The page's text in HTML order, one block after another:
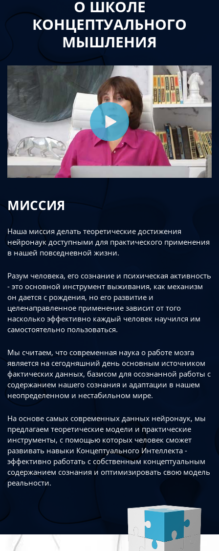
О ШКОЛЕ
КОНЦЕПТУАЛЬНОГО
МЫШЛЕНИЯ
МИССИЯ
Наша миссия делать теоретические достижения
нейронаук доступными для практического применения
в нашей повседневной жизни.
Разум человека, его сознание и психическая активность
- это основной инструмент выживания, как механизм
он дается с рождения, но его развитие и
целенаправленное применение зависит от того
насколько эффективно каждый человек научился им
самостоятельно пользоваться.
Мы считаем, что современная наука о работе мозга
является на сегодняшний день основным источником
фактических данных, базисом для осознанной работы с
содержанием нашего сознания и адаптации в нашем
неопределенном и нестабильном мире.
На основе самых современных данных нейронаук, мы
предлагаем теоретические модели и практические
инструменты, с помощью которых человек сможет
развивать навыки Концептуального Интеллекта -
эффективно работать с собственным концептуальным
содержанием сознания и оптимизировать свою модель
реальности.